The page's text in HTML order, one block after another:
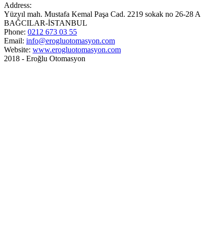
Address:
Yüzyıl mah. Mustafa Kemal Paşa Cad. 2219 sokak no 26-28 A
BAĞCILAR-İSTANBUL
Phone: 0212 673 03 55
Email: info@erogluotomasyon.com
Website: www.erogluotomasyon.com
2018 - Eroğlu Otomasyon